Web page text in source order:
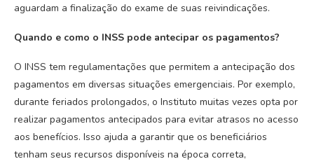
aguardam a finalização do exame de suas reivindicações.
Quando e como o INSS pode antecipar os pagamentos?
O INSS tem regulamentações que permitem a antecipação dos
pagamentos em diversas situações emergenciais. Por exemplo,
durante feriados prolongados, o Instituto muitas vezes opta por
realizar pagamentos antecipados para evitar atrasos no acesso
aos benefícios. Isso ajuda a garantir que os beneficiários
tenham seus recursos disponíveis na época correta,